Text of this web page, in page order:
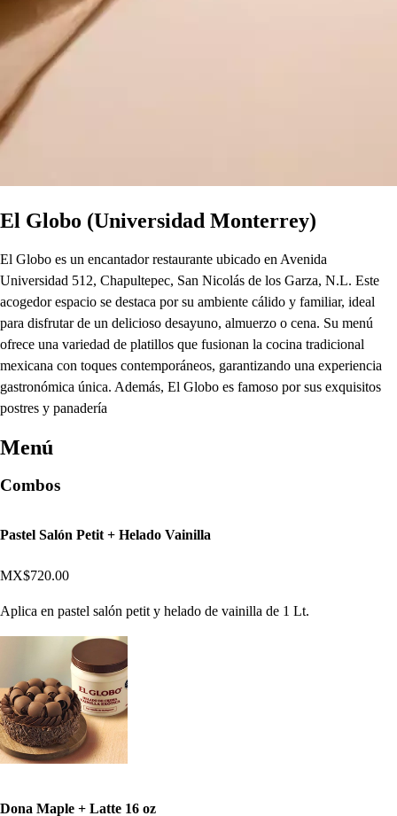
El Globo (Universidad Monterrey)
El Globo es un encantador restaurante ubicado en Avenida
Universidad 512, Chapultepec, San Nicolás de los Garza, N.L. Este
acogedor espacio se destaca por su ambiente cálido y familiar, ideal
para disfrutar de un delicioso desayuno, almuerzo o cena. Su menú
ofrece una variedad de platillos que fusionan la cocina tradicional
mexicana con toques contemporáneos, garantizando una experiencia
gastronómica única. Además, El Globo es famoso por sus exquisitos
postres y panadería
Menú
Combos
Pastel Salón Petit + Helado Vainilla
MX$720.00
Aplica en pastel salón petit y helado de vainilla de 1 Lt.
Dona Maple + Latte 16 oz